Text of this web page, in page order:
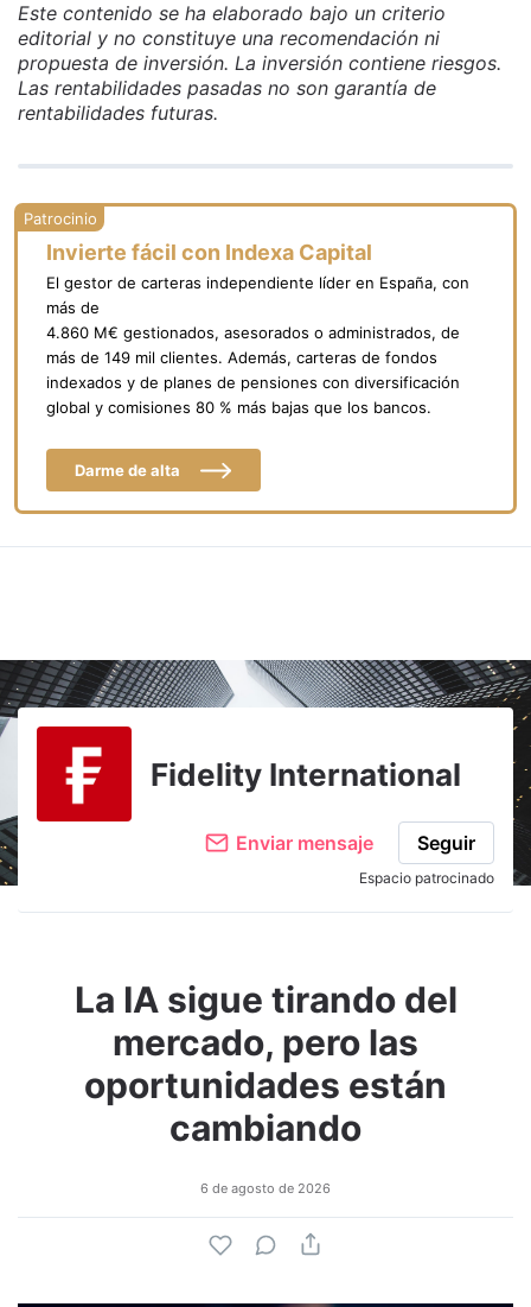
Este contenido se ha elaborado bajo un criterio
editorial y no constituye una recomendación ni
propuesta de inversión. La inversión contiene riesgos.
Las rentabilidades pasadas no son garantía de
rentabilidades futuras.
Invierte fácil con Indexa Capital
El gestor de carteras independiente líder en España, con
más de
4.860 M€ gestionados, asesorados o administrados, de
más de 149 mil clientes. Además, carteras de fondos
indexados y de planes de pensiones con diversificación
global y comisiones 80 % más bajas que los bancos.
Darme de alta
Fidelity International
Enviar mensaje Seguir
Espacio patrocinado
La IA sigue tirando del
mercado, pero las
oportunidades están
cambiando
6 de agosto de 2026